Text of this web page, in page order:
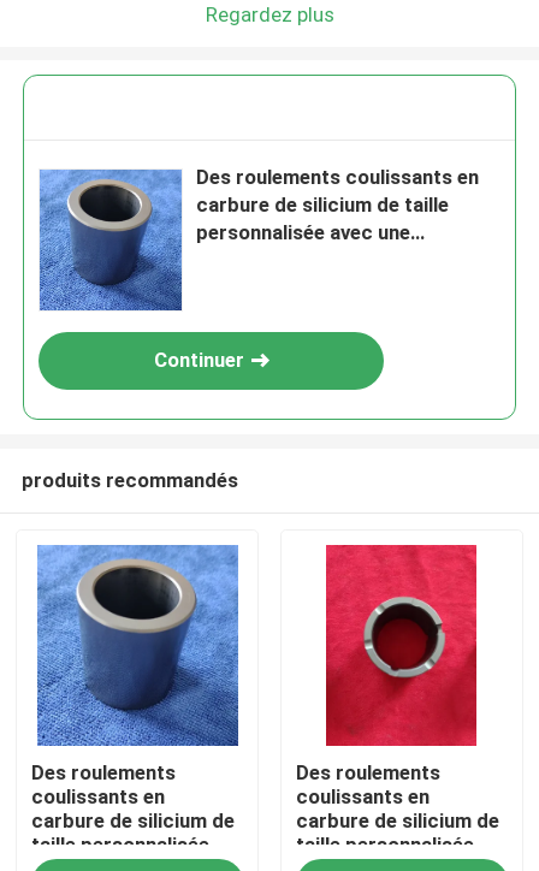
Maison
Produits
Exposition de VR
Regardez plus
Des roulements coulissants en
carbure de silicium de taille
personnalisée avec une
Continuer
produits recommandés
Des roulements
coulissants en
carbure de silicium de
taille personnalisée
Des roulements
coulissants en
carbure de silicium de
taille personnalisée